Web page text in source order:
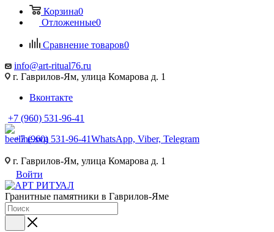
Корзина0
Отложенные0
Сравнение товаров0
info@art-ritual76.ru
г. Гаврилов-Ям, улица Комарова д. 1
Вконтакте
+7 (960) 531-96-41
+7 (960) 531-96-41WhatsApp, Viber, Telegram
г. Гаврилов-Ям, улица Комарова д. 1
Войти
Гранитные памятники в Гаврилов-Яме